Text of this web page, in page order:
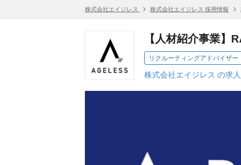
株式会社エイジレス 株式会社エイジレス 採用情報
【人材紹介事業
リクルーティングアドバイザー
株式会社エイジレス の求